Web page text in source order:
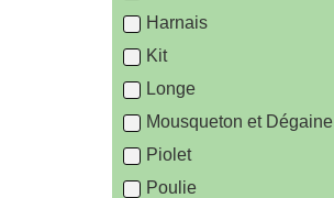
Harnais
Kit
Longe
Mousqueton et Dégaine
Piolet
Poulie